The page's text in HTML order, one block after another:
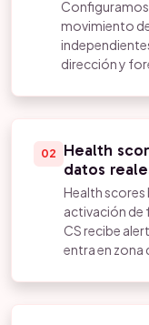
Configuramos
movimiento
dirección y
02
Health
datos
Health scores
activación de
CS recibe
entra en zona